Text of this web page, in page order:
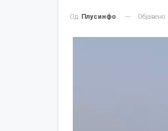
Од Плусинфо Објавено